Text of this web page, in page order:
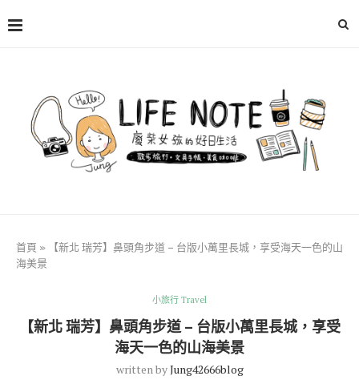
首頁 »
【新北 瑞芳】鼻頭角步道 – 台版小萬里長城，享受海天一色的山
海美景
小旅行 Travel
【新北 瑞芳】鼻頭角步道 – 台版小萬里長城，享受
海天一色的山海美景
written byJung42666blog